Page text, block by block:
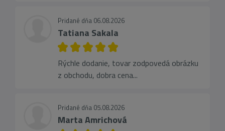
Pridané dňa 06.08.2026
Tatiana Sakala
Rýchle dodanie, tovar zodpovedá obrázku
z obchodu, dobra cena...
Pridané dňa 05.08.2026
Marta Amrichová